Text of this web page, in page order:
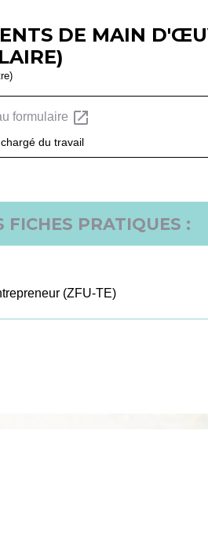
DE MAIN
formulaire open_in_new
du travail
FICHES PRATIQUES :
(ZFU-TE)